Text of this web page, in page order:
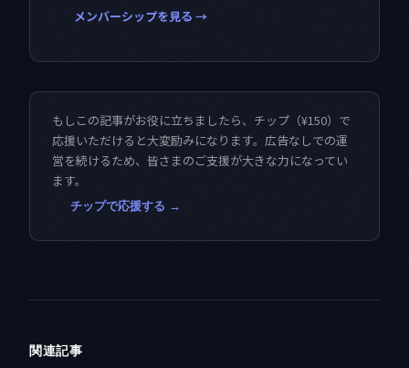
メンバーシップを見る →
もしこの記事がお役に立ちましたら、チップ（¥150）で
応援いただけると大変励みになります。広告なしでの運
営を続けるため、皆さまのご支援が大きな力になってい
ます。
チップで応援する →
関連記事